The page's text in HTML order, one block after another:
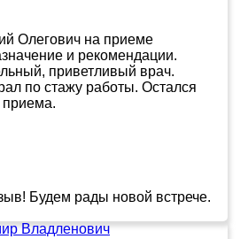
Олегович на приеме
и рекомендации.
приветливый врач.
по стажу работы. Остался
приема.
Будем рады новой встрече.
Владленович